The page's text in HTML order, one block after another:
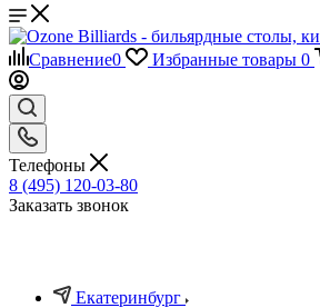
Сравнение0 Избранные товары 0
Телефоны
8 (495) 120-03-80
Заказать звонок
Екатеринбург